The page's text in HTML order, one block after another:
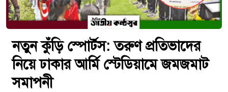
নতুন কুঁড়ি স্পোর্টস: তরুণ প্রতিভাদের
নিয়ে ঢাকার আর্মি স্টেডিয়ামে জমজমাট
সমাপনী